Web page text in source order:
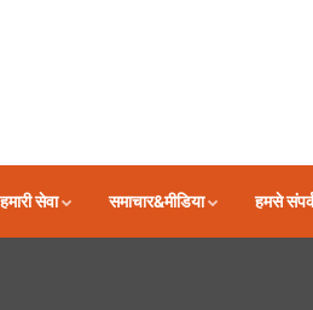
हमारी सेवा समाचार&मीडिया हमसे